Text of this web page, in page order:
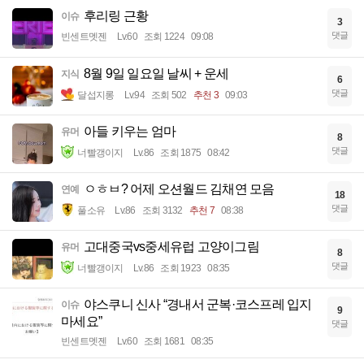
이슈 후리링 근황
빈센트멧젠 Lv.60 조회 1224 09:08
3
댓글
지식 8월 9일 일요일 날씨 + 운세
달섭지롱 Lv.94 조회 502 추천 3 09:03
6
댓글
유머 아들 키우는 엄마
너빨갱이지 Lv.86 조회 1875 08:42
8
댓글
연예 ㅇㅎㅂ? 어제 오션월드 김채연 모음
풀소유 Lv.86 조회 3132 추천 7 08:38
18
댓글
유머 고대중국vs중세유럽 고양이그림
너빨갱이지 Lv.86 조회 1923 08:35
8
댓글
이슈 야스쿠니 신사 “경내서 군복·코스프레 입지
마세요”
빈센트멧젠 Lv.60 조회 1681 08:35
9
댓글